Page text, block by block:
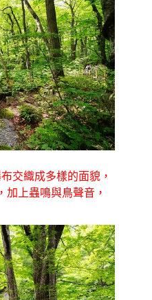
交織成多樣的面貌，
加上蟲鳴與鳥聲音，